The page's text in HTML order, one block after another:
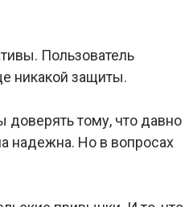
Пользователь
никакой защиты.
доверять тому, что давно
надежна. Но в вопросах